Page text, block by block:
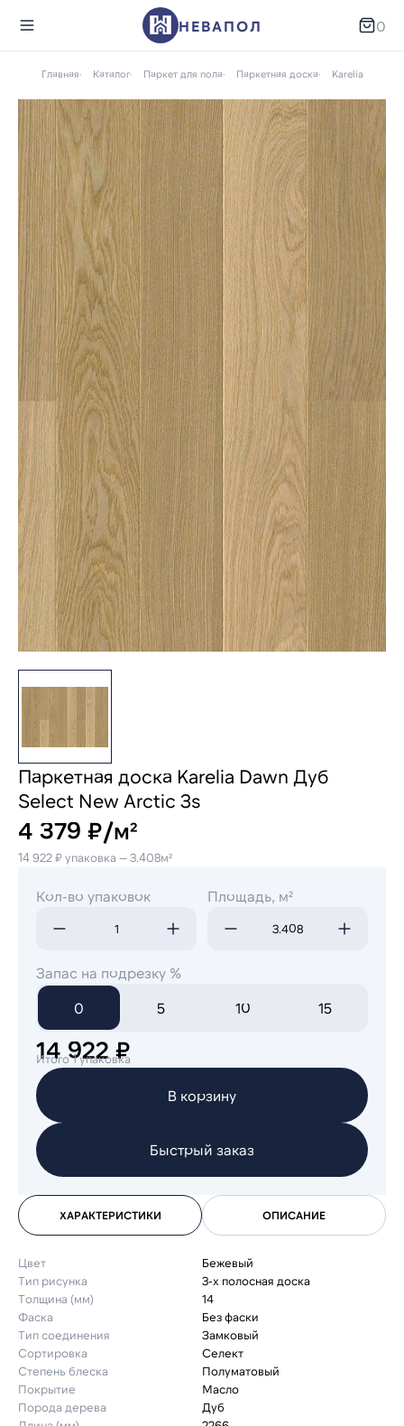
НЕВАПОЛ 0
Главная Каталог Паркет для пола Паркетная доска Karelia
Паркетная доска Karelia Dawn Дуб
Select New Arctic 3s
4 379 ₽/м²
14 922 ₽ упаковка — 3.408м²
Кол-во упаковок Площадь, м²
Запас на подрезку %
0 5 10 15
14 922 ₽
Итого 1 упаковка
В корзину
Быстрый заказ
ХАРАКТЕРИСТИКИ ОПИСАНИЕ
Цвет
Бежевый
Тип рисунка
3-х полосная доска
Толщина (мм)
14
Фаска
Без фаски
Тип соединения
Замковый
Сортировка
Селект
Степень блеска
Полуматовый
Покрытие
Масло
Порода дерева
Дуб